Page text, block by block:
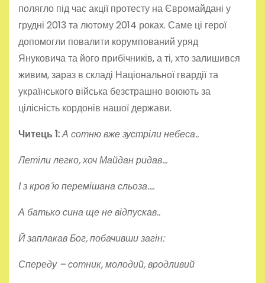
полягло під час акції протесту на Євромайдані у
грудні 2013 та лютому 2014 роках. Саме ці герої
допомогли повалити корумпований уряд
Януковича та його прибічників, а ті, хто залишився
живим, зараз в складі Національної гвардії та
українського війська безстрашно воюють за
цілісність кордонів нашої держави.
Читець 1:А сотню вже зустріли небеса..
Летіли легко, хоч Майдан ридав…
І з кров´ю перемішана сльоза….
А батько сина ще не відпускав..
Й заплакав Бог, побачивши загін:
Спереду – сотник, молодий, вродливий